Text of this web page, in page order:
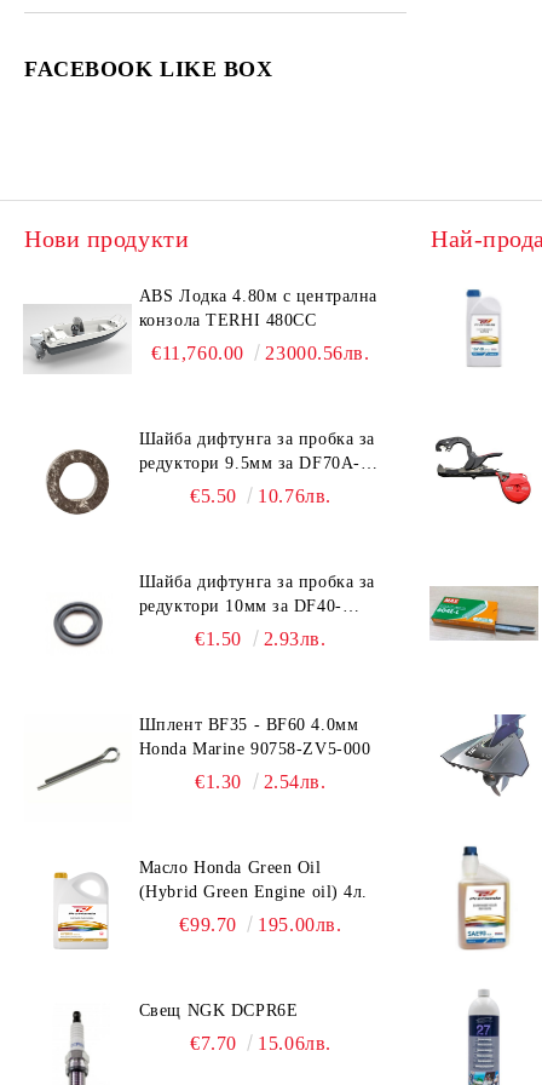
Елементи по двигател
Накладки
Пружини
Феродови дискове
Маслени
Въздушни
Огледала
Аксесоари
Разни
Honda
двигатели, оборудване за лодки
FACEBOOK LIKE BOX
Нови продукти
ABS Лодка 4.80м с централна
конзола TERHI 480CC
€11,760.00 23000.56лв.
Шайба дифтунга за пробка за
редуктори 9.5мм за DF70A-
DF90A, DF150-DF350 Suzuki
€5.50 10.76лв.
Шайба дифтунга за пробка за
редуктори 10мм за DF40-
DF140 Suzuki 09168-10022
€1.50 2.93лв.
Шплент BF35 - BF60 4.0мм
Honda Marine 90758-ZV5-000
€1.30 2.54лв.
Масло Honda Green Oil
(Hybrid Green Engine oil) 4л.
€99.70 195.00лв.
Свещ NGK DCPR6E
€7.70 15.06лв.
Най-